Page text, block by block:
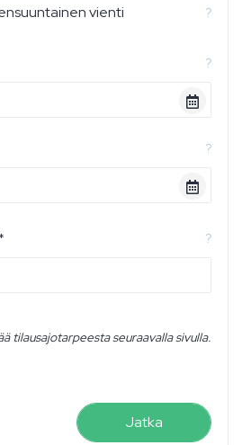
vienti ?
?
?
?
tilausajotarpeesta seuraavalla sivulla.
Jatka